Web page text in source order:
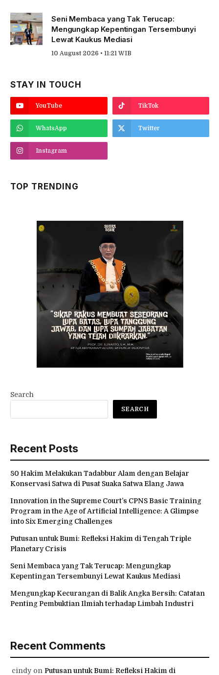
Seni Membaca yang Tak Terucap:
Mengungkap Kepentingan Tersembunyi
Lewat Kaukus Mediasi
10 August 2026 • 11:21 WIB
STAY IN TOUCH
YouTube TikTok
WhatsApp Twitter
Instagram
TOP TRENDING
Search
SEARCH
Recent Posts
80 Hakim Melakukan Tadabbur Alam dengan Belajar
Konservasi Satwa di Pusat Suaka Satwa Elang Jawa
Innovation in the Supreme Court’s CPNS Basic Training
Program in the Age of Artificial Intelligence: A Glimpse
into Six Emerging Challenges
Putusan untuk Bumi: Refleksi Hakim di Tengah Triple
Planetary Crisis
Seni Membaca yang Tak Terucap: Mengungkap
Kepentingan Tersembunyi Lewat Kaukus Mediasi
Mengungkap Kecurangan di Balik Angka Bersih: Catatan
Penting Pembuktian Ilmiah terhadap Limbah Industri
Recent Comments
cindyon Putusan untuk Bumi: Refleksi Hakim di